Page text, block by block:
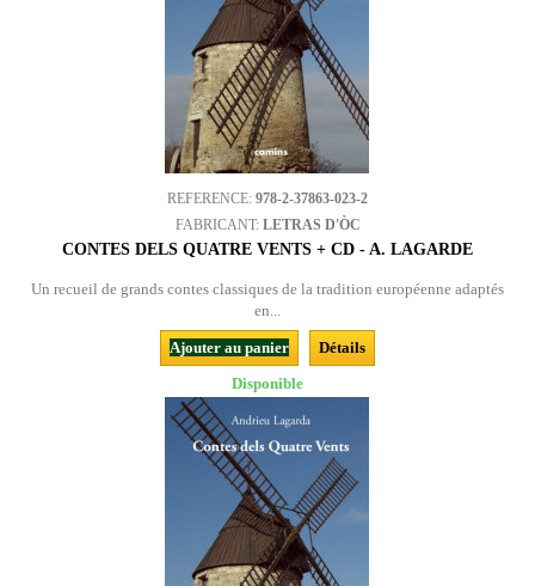
REFERENCE: 978-2-37863-023-2
FABRICANT: LETRAS D'ÒC
CONTES DELS QUATRE VENTS + CD - A. LAGARDE
Un recueil de grands contes classiques de la tradition européenne adaptés
en...
Ajouter au panier
Détails
Disponible